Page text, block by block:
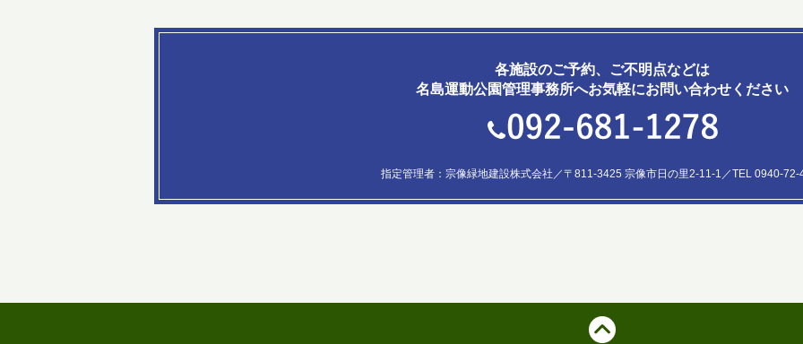
各施設のご予約、ご不明点などは
名島運動公園管理事務所へお気軽にお問い合わせください
指定管理者：宗像緑地建設株式会社／〒811-3425 宗像市日の里2-11-1／TEL 0940-72-